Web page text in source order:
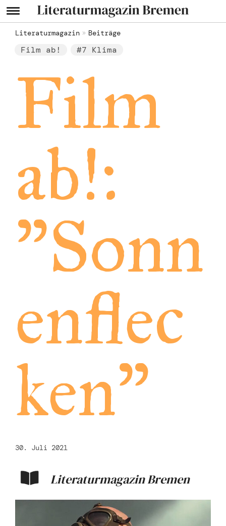
Literaturmagazin Beiträge
Film ab! #7 Klima
Film
ab!:
"Sonn
enflec
ken"
30. Juli 2021
Literaturmagazin Bremen